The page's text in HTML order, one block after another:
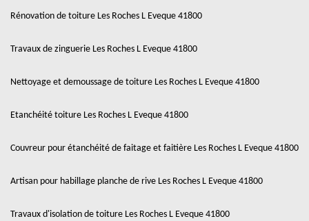
Rénovation de toiture Les Roches L Eveque 41800
Travaux de zinguerie Les Roches L Eveque 41800
Nettoyage et demoussage de toiture Les Roches L Eveque 41800
Etanchéité toiture Les Roches L Eveque 41800
Couvreur pour étanchéité de faitage et faitière Les Roches L Eveque 41800
Artisan pour habillage planche de rive Les Roches L Eveque 41800
Travaux d'isolation de toiture Les Roches L Eveque 41800